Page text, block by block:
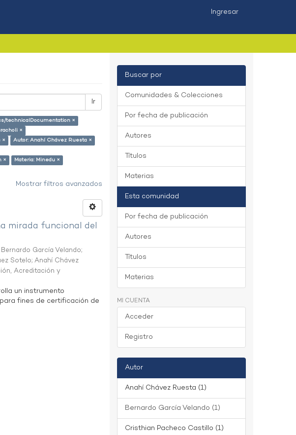
Ingresar
Ir
technicalDocumentation ×
×
×
Autor: Anahí Chávez Ruesta ×
×
Materia: Minedu ×
Mostrar filtros avanzados
mirada funcional del
Bernardo García Velando;
Sotelo;Anahí Chávez
Acreditación y
un instrumento
para fines de certificación de
Buscar por
Comunidades & Colecciones
Por fecha de publicación
Autores
Títulos
Materias
Esta comunidad
Por fecha de publicación
Autores
Títulos
Materias
MI CUENTA
Acceder
Registro
Autor
Anahí Chávez Ruesta (1)
Bernardo García Velando (1)
Cristhian Pacheco Castillo (1)